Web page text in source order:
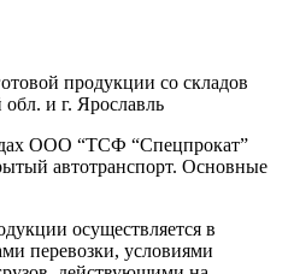
продукции со складов
и г. Ярославль
ООО “ТСФ “Спецпрокат”
автотранспорт. Основные
осуществляется в
перевозки, условиями